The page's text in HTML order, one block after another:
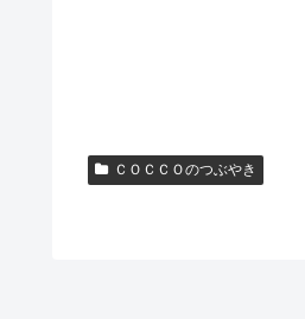
ＣＯＣＣＯのつぶやき